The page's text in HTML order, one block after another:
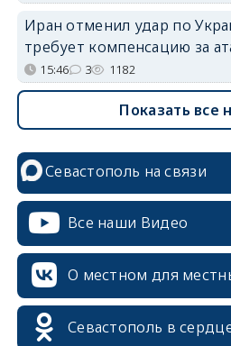
Иран отменил удар по
требует компенсацию за
15:46 3 1182
Показать все
Севастополь на связи
Все наши Видео
О местном для
Севастополь в